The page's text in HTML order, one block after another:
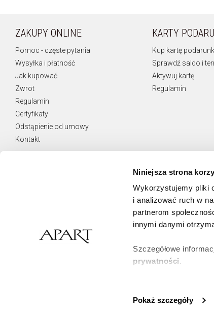
Niniejsza strona
Wykorzystujemy pliki
i analizować ruch w
partnerom
innymi danymi
Szczegółowe
prywatności.
korzystamy. Możesz
Pokaż szczegóły
ZAKUPY ONLINE
Pomoc - częste pytania
Wysyłka i płatność
Jak kupować
Zwrot
Regulamin
Certyfikaty
Odstąpienie od umowy
Kontakt
KARTY
Kup kartę
Sprawdź saldo i
Aktywuj kartę
Regulamin
Zamawiam usługę Newsletter i wyrażam zgodę
na świadczenie jej na podstawie
Zapisz się